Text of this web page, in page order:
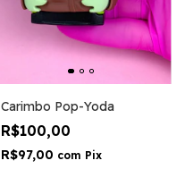
Carimbo Pop-Yoda
R$100,00
R$97,00 com Pix